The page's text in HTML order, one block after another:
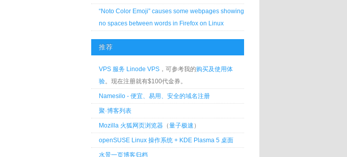
“Noto Color Emoji” causes some webpages showing
no spaces between words in Firefox on Linux
推荐
VPS 服务 Linode VPS ，可参考我的购买及使用体
验。现在注册就有$100代金券。
Namesilo - 便宜、易用、安全的域名注册
聚·博客列表
Mozilla 火狐网页浏览器 （量子极速 ）
openSUSE Linux 操作系统 + KDE Plasma 5 桌面
水景一页博客归档